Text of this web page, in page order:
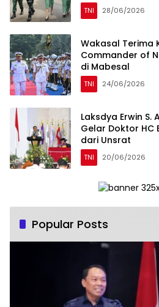
TNI 28/06/2026
Wakasal Terima
Commander of
di Mabesal
TNI 24/06/2026
Laksdya Erwin
Gelar Doktor HC
dari Unsrat
TNI 20/06/2026
Popular Posts